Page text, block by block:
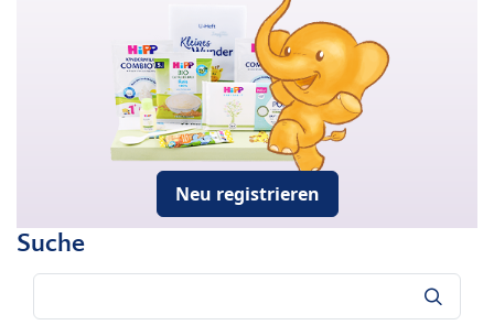
Neu registrieren
Suche